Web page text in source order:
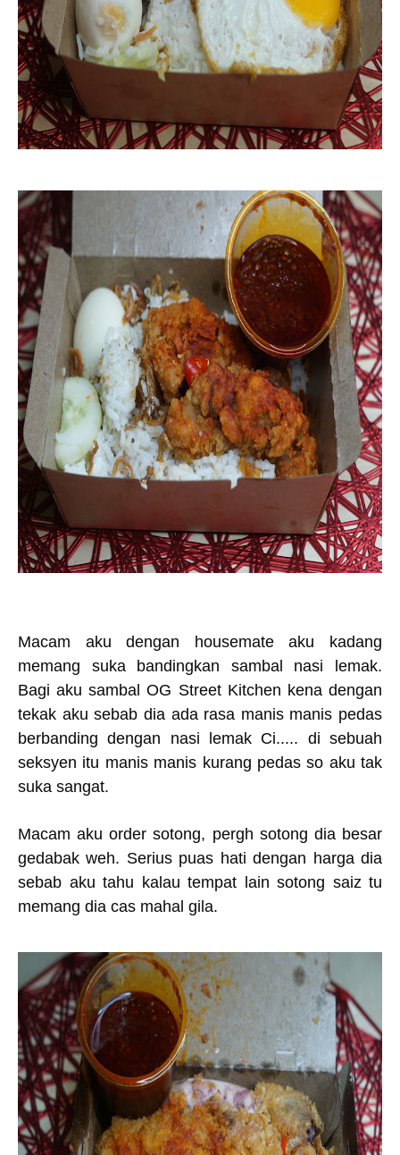
Macam aku dengan housemate aku kadang
memang suka bandingkan sambal nasi lemak.
Bagi aku sambal OG Street Kitchen kena dengan
tekak aku sebab dia ada rasa manis manis pedas
berbanding dengan nasi lemak Ci..... di sebuah
seksyen itu manis manis kurang pedas so aku tak
suka sangat.
Macam aku order sotong, pergh sotong dia besar
gedabak weh. Serius puas hati dengan harga dia
sebab aku tahu kalau tempat lain sotong saiz tu
memang dia cas mahal gila.